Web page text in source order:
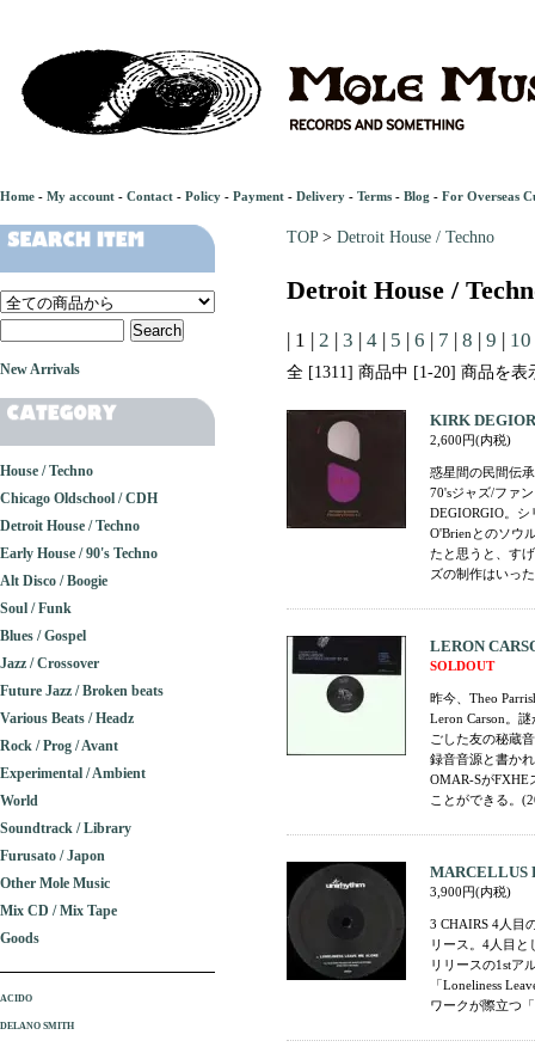
Home - My account - Contact - Policy - Payment - Delivery - Terms - Blog - For Overseas
TOP> Detroit House / Techno
Detroit House /
| 1 | 2 | 3 | 4 | 5 | 6 | 7 | 8 | 9 | 10
全 [1311] 商品中 [1-20] 商品を表
KIRK
2,600円(内税)
惑星間の民間伝
70'sジャズ/ファ
DEGIORGIO。
O'Brienとのソウ
たと思うと、す
ズの制作はいっ
LERON
SOLDOUT
昨今、Theo
Leron Carson。
ごした友の秘蔵
録音音源と書か
OMAR-SがFXHE
ことができる。
MARCELLUS
3,900円(内税)
3 CHAIRS 4人目
リース。4人目
リリースの1stア
「Loneliness
ワークが際立つ
New Arrivals
House / Techno
Chicago Oldschool / CDH
Detroit House / Techno
Early House / 90's Techno
Alt Disco / Boogie
Soul / Funk
Blues / Gospel
Jazz / Crossover
Future Jazz / Broken beats
Various Beats / Headz
Rock / Prog / Avant
Experimental / Ambient
World
Soundtrack / Library
Furusato / Japon
Other Mole Music
Mix CD / Mix Tape
Goods
ACIDO
DELANO SMITH